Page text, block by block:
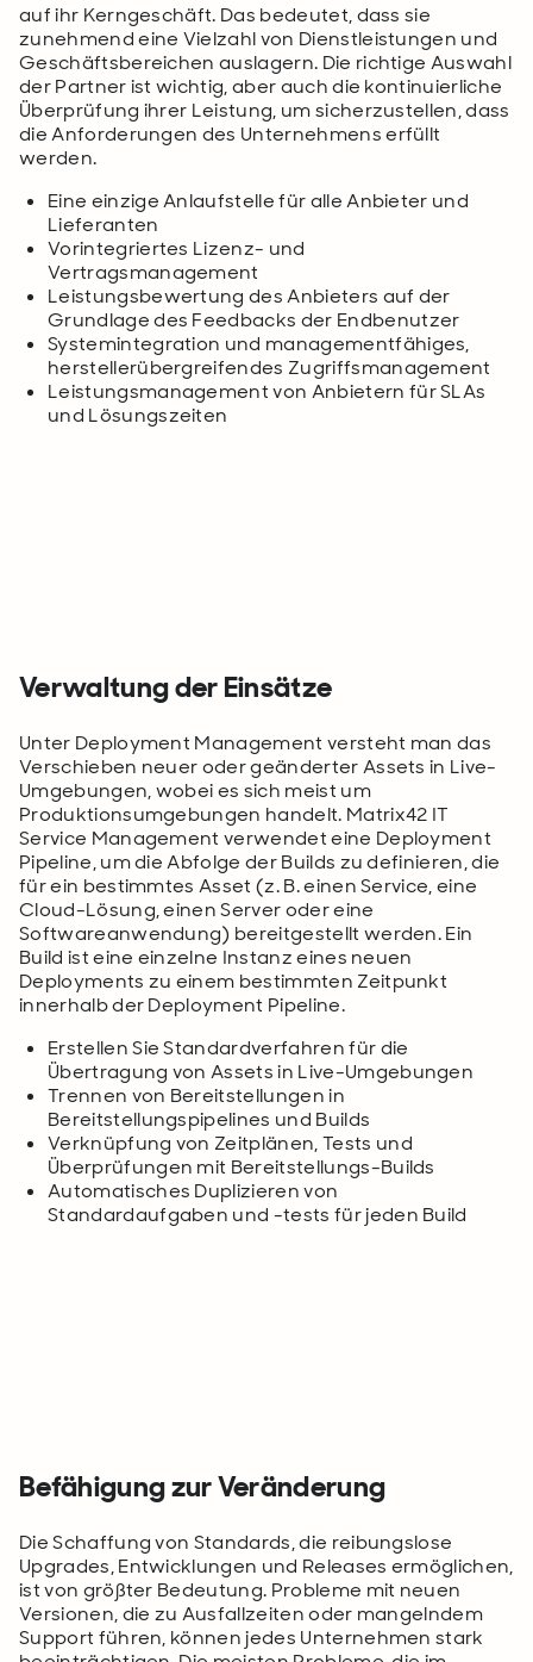
auf ihr Kerngeschäft. Das bedeutet, dass sie
zunehmend eine Vielzahl von Dienstleistungen und
Geschäftsbereichen auslagern. Die richtige Auswahl
der Partner ist wichtig, aber auch die kontinuierliche
Überprüfung ihrer Leistung, um sicherzustellen, dass
die Anforderungen des Unternehmens erfüllt
werden.
Eine einzige Anlaufstelle für alle Anbieter und
Lieferanten
Vorintegriertes Lizenz- und
Vertragsmanagement
Leistungsbewertung des Anbieters auf der
Grundlage des Feedbacks der Endbenutzer
Systemintegration und managementfähiges,
herstellerübergreifendes Zugriffsmanagement
Leistungsmanagement von Anbietern für SLAs
und Lösungszeiten
Verwaltung der Einsätze
Unter Deployment Management versteht man das
Verschieben neuer oder geänderter Assets in Live-
Umgebungen, wobei es sich meist um
Produktionsumgebungen handelt. Matrix42 IT
Service Management verwendet eine Deployment
Pipeline, um die Abfolge der Builds zu definieren, die
für ein bestimmtes Asset (z. B. einen Service, eine
Cloud-Lösung, einen Server oder eine
Softwareanwendung) bereitgestellt werden. Ein
Build ist eine einzelne Instanz eines neuen
Deployments zu einem bestimmten Zeitpunkt
innerhalb der Deployment Pipeline.
Erstellen Sie Standardverfahren für die
Übertragung von Assets in Live-Umgebungen
Trennen von Bereitstellungen in
Bereitstellungspipelines und Builds
Verknüpfung von Zeitplänen, Tests und
Überprüfungen mit Bereitstellungs-Builds
Automatisches Duplizieren von
Standardaufgaben und -tests für jeden Build
Befähigung zur Veränderung
Die Schaffung von Standards, die reibungslose
Upgrades, Entwicklungen und Releases ermöglichen,
ist von größter Bedeutung. Probleme mit neuen
Versionen, die zu Ausfallzeiten oder mangelndem
Support führen, können jedes Unternehmen stark